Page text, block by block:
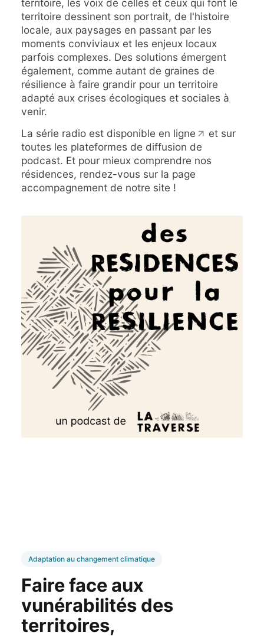
territoire, les voix de celles et ceux qui font le
territoire dessinent son portrait, ​de l'histoire
locale, aux paysages en passant par les
moments conviviaux et les enjeux locaux
parfois complexes. Des solutions émergent
également, comme autant de graines de
résilience à faire grandir pour un territoire
adapté aux crises écologiques et sociales à
venir.
La série radio est disponible en ligne
et sur
toutes les plateformes de diffusion de
podcast. Et pour mieux comprendre nos
résidences, rendez-vous sur la page
accompagnementde notre site !
Adaptation au changement climatique
Faire face aux
vunérabilités des
territoires,